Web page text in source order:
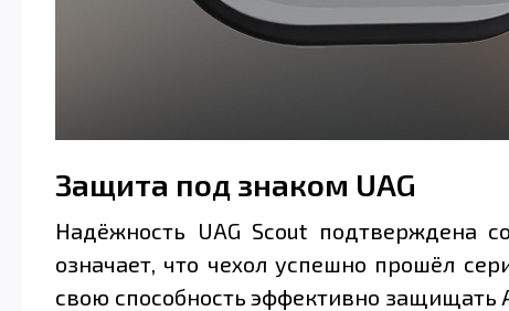
Защита под знаком UAG
Надёжность UAG Scout подтверждена
означает, что чехол успешно прошёл
свою способность эффективно защищать